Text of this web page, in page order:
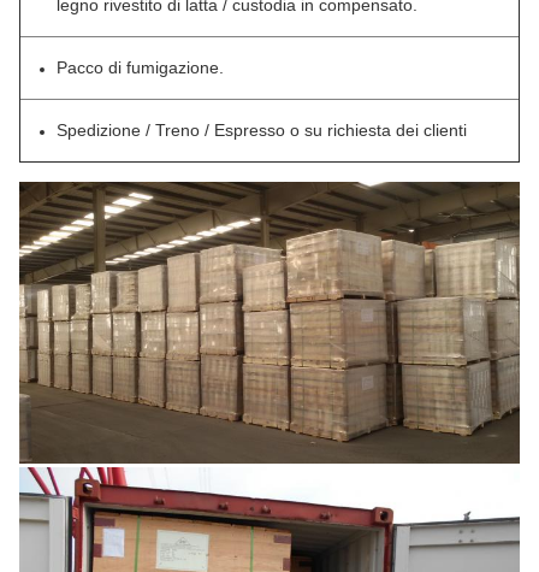
legno rivestito di latta / custodia in compensato.
Pacco di fumigazione.
Spedizione / Treno / Espresso o su richiesta dei clienti